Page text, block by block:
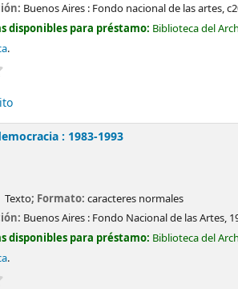
Buenos Aires : Fondo nacional de las artes,
disponibles para préstamo: Biblioteca del
.
: 1983-1993
Texto; Formato: caracteres normales
Buenos Aires : Fondo Nacional de las Artes,
disponibles para préstamo: Biblioteca del
.